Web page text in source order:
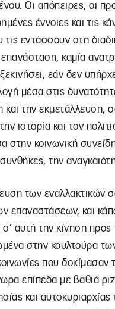
Οι απόπειρες, οι
έννοιες και τις
τις εντάσσουν στη
επανάσταση, καμία
ξεκινήσει, εάν δεν
μέσα στις
και την εκμετάλλευση,
ιστορία και τον
στην κοινωνική
την
των εναλλακτικών
επαναστάσεων, και
αυτή την κίνηση
στην κουλτούρα
που
επίπεδα με βαθιά
και